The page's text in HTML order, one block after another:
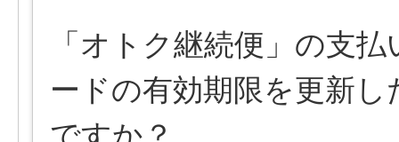
「オトク継続便」の支
ードの有効期限を更新
ですか？